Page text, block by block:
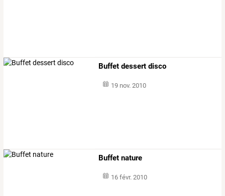
Buffet dessert disco
19 nov. 2010
Buffet nature
16 févr. 2010